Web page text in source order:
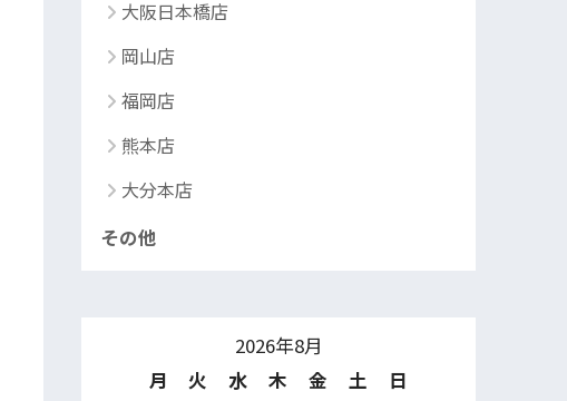
大阪日本橋店
岡山店
福岡店
熊本店
大分本店
その他
2026年8月
月
火 水 木 金 土
日